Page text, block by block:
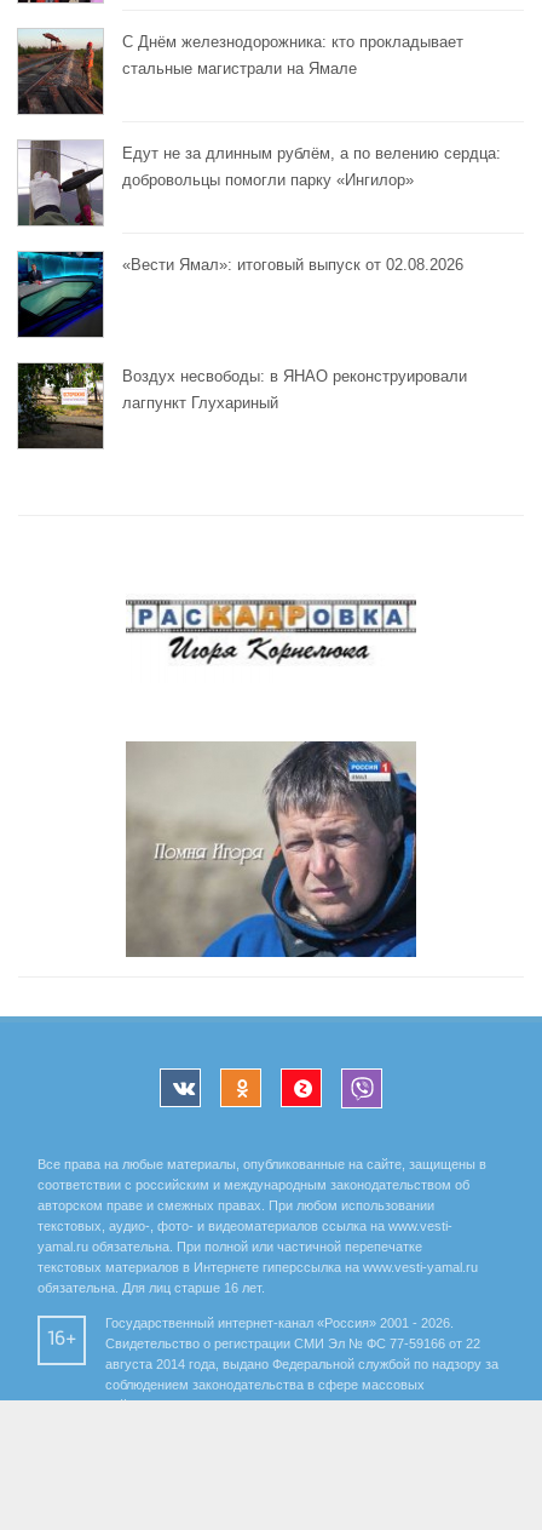
С Днём железнодорожника: кто прокладывает
стальные магистрали на Ямале
Едут не за длинным рублём, а по велению сердца:
добровольцы помогли парку «Ингилор»
«Вести Ямал»: итоговый выпуск от 02.08.2026
Воздух несвободы: в ЯНАО реконструировали
лагпункт Глухариный
Все права на любые материалы, опубликованные на сайте, защищены в
соответствии с российским и международным законодательством об
авторском праве и смежных правах. При любом использовании
текстовых, аудио-, фото- и видеоматериалов ссылка на www.vesti-
yamal.ru обязательна. При полной или частичной перепечатке
текстовых материалов в Интернете гиперссылка на www.vesti-yamal.ru
обязательна. Для лиц старше 16 лет.
16+
Государственный интернет-канал «Россия» 2001 - 2026.
Свидетельство о регистрации СМИ Эл № ФС 77-59166 от 22
августа 2014 года, выдано Федеральной службой по надзору за
соблюдением законодательства в сфере массовых
коммуникаций и охране культурного наследия.